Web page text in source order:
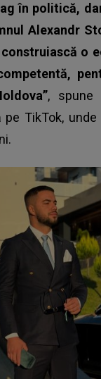
în politică,
Alexandr
o
, spune
pe TikTok,